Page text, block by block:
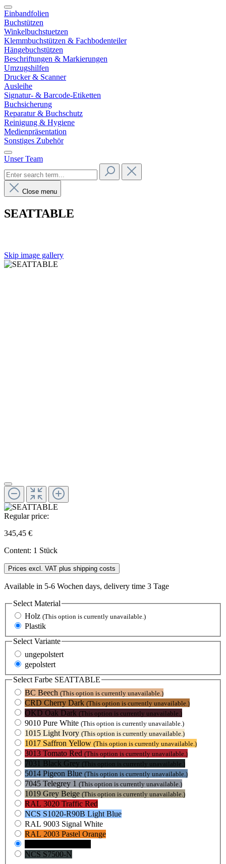
Einbandfolien
Buchstützen
Winkelbuchstuetzen
Klemmbuchstützen & Fachbodenteiler
Hängebuchstützen
Beschriftungen & Markierungen
Umzugshilfen
Drucker & Scanner
Ausleihe
Signatur- & Barcode-Etiketten
Buchsicherung
Reparatur & Buchschutz
Reinigung & Hygiene
Medienpräsentation
Sonstiges Zubehör
Unser Team
Close menu
SEATTABLE
Skip image gallery
Regular price:
345,45 €
Content: 1 Stück
Prices excl. VAT plus shipping costs
Available in 5-6 Wochen days, delivery time 3 Tage
Select Material
Holz (This option is currently unavailable.)
Plastik
SelectVariante
ungepolstert
gepolstert
Select Farbe SEATTABLE
BC Beech (This option is currently unavailable.)
CRD Cherry Dark (This option is currently unavailable.)
OKD Oak Dark (This option is currently unavailable.)
9010 Pure White (This option is currently unavailable.)
1015 Light Ivory (This option is currently unavailable.)
1017 Saffron Yellow (This option is currently unavailable.)
3013 Tomato Red (This option is currently unavailable.)
7031 Black Grey (This option is currently unavailable.)
5014 Pigeon Blue (This option is currently unavailable.)
7045 Telegrey 1 (This option is currently unavailable.)
1019 Grey Beige (This option is currently unavailable.)
RAL 3020 Traffic Red
NCS S1020-R90B Light Blue
RAL 9003 Signal White
RAL 2003 Pastel Orange
NCS S7500-N